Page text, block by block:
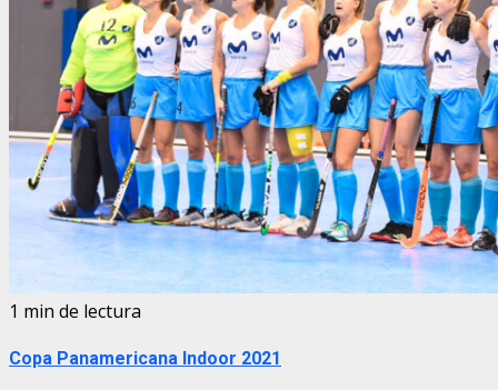
1 min de lectura
Copa Panamericana Indoor 2021